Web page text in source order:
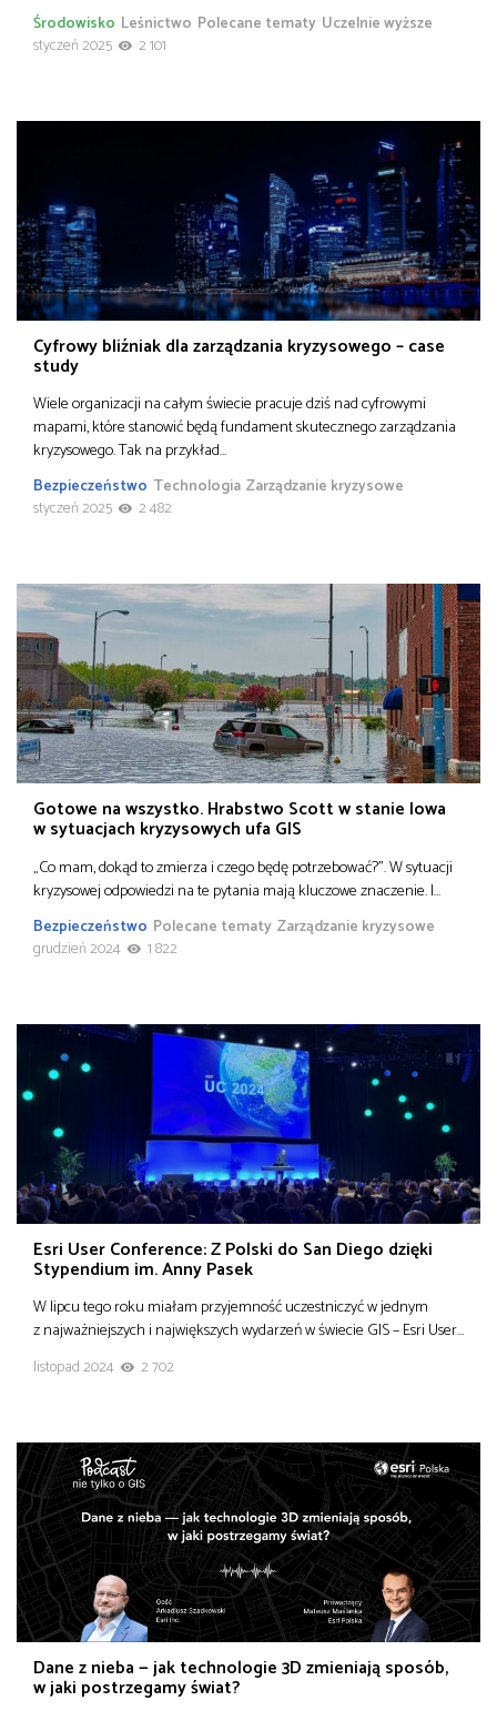
Leśnictwo Polecane tematy
Środowisko
Uczelnie wyższe
styczeń 2025
2 101
Cyfrowy bliźniak dla zarządzania kryzysowego – case
study
Wiele organizacji na całym świecie pracuje dziś nad cyfrowymi
mapami, które stanowić będą fundament skutecznego zarządzania
kryzysowego. Tak na przykład…
Bezpieczeństwo Technologia Zarządzanie kryzysowe
styczeń 2025
2 482
Gotowe na wszystko. Hrabstwo Scott w stanie Iowa
w sytuacjach kryzysowych ufa GIS
„Co mam, dokąd to zmierza i czego będę potrzebować?”. W sytuacji
kryzysowej odpowiedzi na te pytania mają kluczowe znaczenie. I…
Bezpieczeństwo Polecane tematy Zarządzanie kryzysowe
grudzień 2024
1 822
Esri User Conference: Z Polski do San Diego dzięki
Stypendium im. Anny Pasek
W lipcu tego roku miałam przyjemność uczestniczyć w jednym
z najważniejszych i największych wydarzeń w świecie GIS – Esri User…
listopad 2024 2 702
Dane z nieba — jak technologie 3D zmieniają sposób,
w jaki postrzegamy świat?